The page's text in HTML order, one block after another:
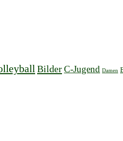
BilderC-Jugend Damen